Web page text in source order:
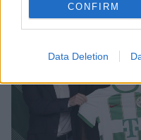
CONFIRM
Data Deletion